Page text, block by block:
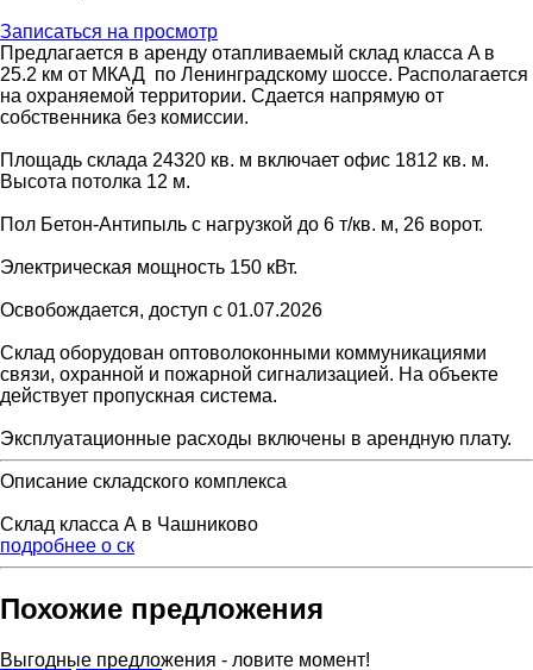
Записаться на просмотр
Предлагается в аренду отапливаемый склад класса A в
25.2 км от МКАД по Ленинградскому шоссе. Располагается
на охраняемой территории. Сдается напрямую от
собственника без комиссии.
Площадь склада 24320 кв. м включает офис 1812 кв. м.
Высота потолка 12 м.
Пол Бетон-Антипыль с нагрузкой до 6 т/кв. м, 26 ворот.
Электрическая мощность 150 кВт.
Освобождается, доступ с 01.07.2026
Склад оборудован оптоволоконными коммуникациями
связи, охранной и пожарной сигнализацией. На объекте
действует пропускная система.
Эксплуатационные расходы включены в арендную плату.
Описание складского комплекса
Склад класса А в Чашниково
подробнее о ск
Похожие предложения
Выгодные предложения - ловите момент!